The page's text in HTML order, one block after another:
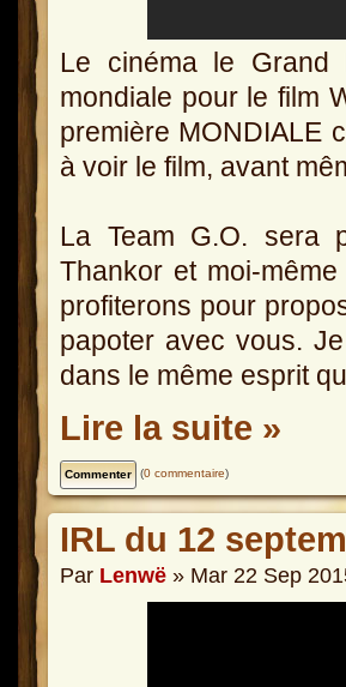
Le cinéma le Grand
mondiale pour le film
première MONDIALE
à voir le film, avant
La Team G.O. sera
Thankor et moi-
profiterons pour
papoter avec vous.
dans le même esprit
Lire la suite »
(0 commentaire)
IRL du 12
Par Lenwë » Mar 22 Sep